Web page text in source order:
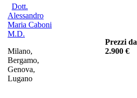
Dott.
Alessandro
Maria Caboni
M.D.
Milano,
Bergamo,
Genova,
Lugano
Prezzi da
2.900 €